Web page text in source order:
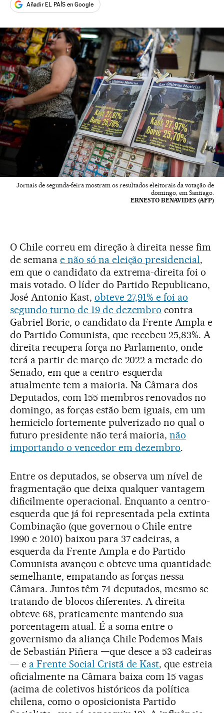
Añadir EL PAÍS en Google
Jornais de segunda-feira mostram os resultados eleitorais da votação de
domingo, em Santiago.
ERNESTO BENAVIDES (AFP)
O Chile correu em direção à direita nesse fim
de semana e não só na eleição presidencial,
em que o candidato da extrema-direita foi o
mais votado. O líder do Partido Republicano,
José Antonio Kast, obteve 27,91% e foi ao
segundo turno de 19 de dezembro contra
Gabriel Boric, o candidato da Frente Ampla e
do Partido Comunista, que recebeu 25,83%. A
direita recupera força no Parlamento, onde
terá a partir de março de 2022 a metade do
Senado, em que a centro-esquerda
atualmente tem a maioria. Na Câmara dos
Deputados, com 155 membros renovados no
domingo, as forças estão bem iguais, em um
hemiciclo fortemente pulverizado no qual o
futuro presidente não terá maioria,não
importando o vencedor em dezembro.
Entre os deputados, se observa um nível de
fragmentação que deixa qualquer vantagem
dificilmente operacional. Enquanto a centro-
esquerda que já foi representada pela extinta
Combinação (que governou o Chile entre
1990 e 2010) baixou para 37 cadeiras, a
esquerda da Frente Ampla e do Partido
Comunista avançou e obteve uma quantidade
semelhante, empatando as forças nessa
Câmara. Juntos têm 74 deputados, mesmo se
tratando de blocos diferentes. A direita
obteve 68, praticamente mantendo sua
porcentagem atual. É a soma entre o
governismo da aliança Chile Podemos Mais
de Sebastián Piñera —que desce a 53 cadeiras
— e a Frente Social Cristã de Kast, que estreia
oficialmente na Câmara baixa com 15 vagas
(acima de coletivos históricos da política
chilena, como o oposicionista Partido